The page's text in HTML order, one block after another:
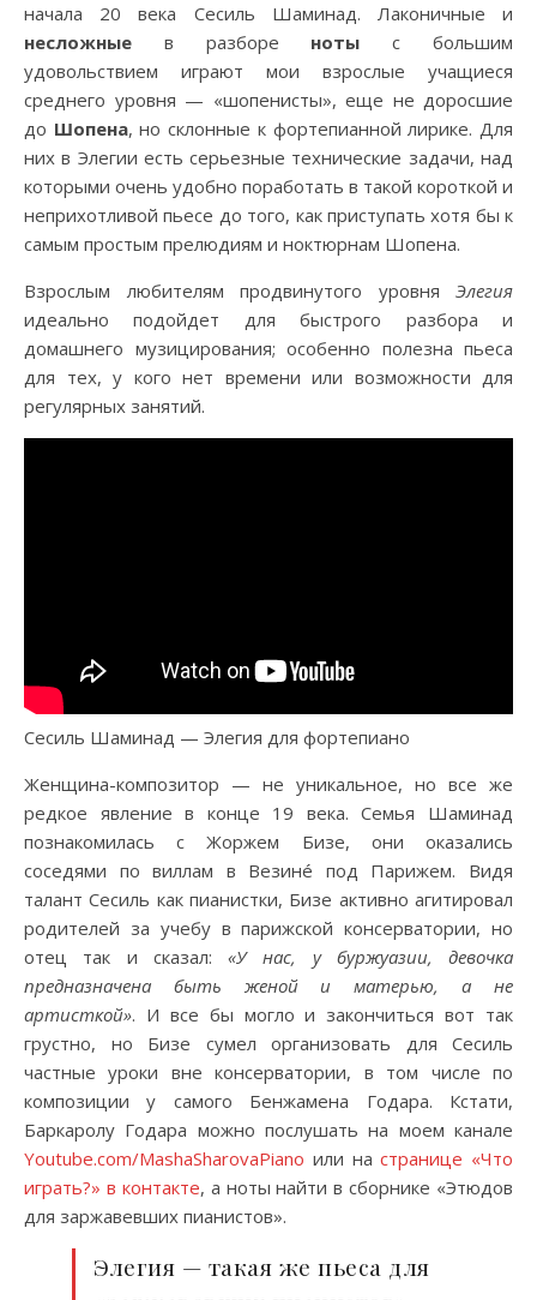
начала 20 века Сесиль Шаминад. Лаконичные и
несложные в разборе ноты с большим
удовольствием играют мои взрослые учащиеся
среднего уровня — «шопенисты», еще не доросшие
до Шопена, но склонные к фортепианной лирике. Для
них в Элегии есть серьезные технические задачи, над
которыми очень удобно поработать в такой короткой и
неприхотливой пьесе до того, как приступать хотя бы к
самым простым прелюдиям и ноктюрнам Шопена.
Взрослым любителям продвинутого уровня Элегия
идеально подойдет для быстрого разбора и
домашнего музицирования; особенно полезна пьеса
для тех, у кого нет времени или возможности для
регулярных занятий.
Сесиль Шаминад — Элегия для фортепиано
Женщина-композитор — не уникальное, но все же
редкое явление в конце 19 века. Cемья Шаминад
познакомилась с Жоржем Бизе, они оказались
соседями по виллам в Везинé под Парижем. Bидя
талант Сесиль как пианистки, Бизе активно агитировал
родителей за учебу в парижской консерватории, но
отец так и сказал: «У нас, у буржуазии, девочка
предназначена быть женой и матерью, а не
артисткой». И все бы могло и закончиться вот так
грустно, но Бизе сумел организовать для Сесиль
частные уроки вне консерватории, в том числе по
композиции у самого Бенжамена Годара. Кстати,
Баркаролу Годара можно послушать на моем канале
Youtube.com/MashaSharovaPiano или настранице «Что
играть?» в контакте, а ноты найти в сборнике «Этюдов
для заржавевших пианистов».
Элегия — такая же пьеса для